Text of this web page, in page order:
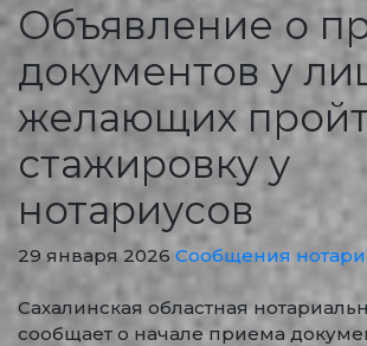
Объявление о
документов у
желающих
стажировку у
нотариусов
29 января 2026 Сообщения
Сахалинская областная
сообщает о начале приема